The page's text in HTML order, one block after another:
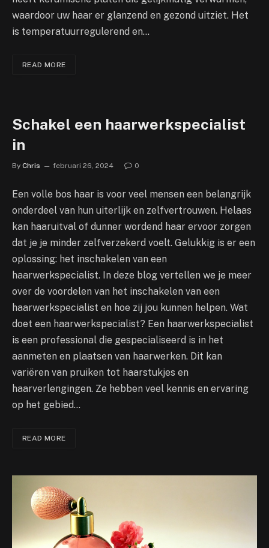
waardoor uw haar er glanzend en gezond uitziet. Het
is temperatuurregulerend en…
READ MORE
Schakel een haarwerkspecialist
in
By Chris februari 26, 2024 0
Een volle bos haar is voor veel mensen een belangrijk
onderdeel van hun uiterlijk en zelfvertrouwen. Helaas
kan haaruitval of dunner wordend haar ervoor zorgen
dat je je minder zelfverzekerd voelt. Gelukkig is er een
oplossing: het inschakelen van een
haarwerkspecialist. In deze blog vertellen we je meer
over de voordelen van het inschakelen van een
haarwerkspecialist en hoe zij jou kunnen helpen. Wat
doet een haarwerkspecialist? Een haarwerkspecialist
is een professional die gespecialiseerd is in het
aanmeten en plaatsen van haarwerken. Dit kan
variëren van pruiken tot haarstukjes en
haarverlengingen. Ze hebben veel kennis en ervaring
op het gebied…
READ MORE